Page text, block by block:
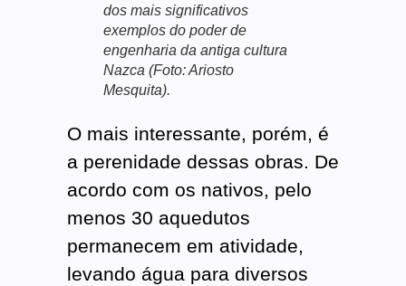
dos mais significativos
exemplos do poder de
engenharia da antiga cultura
Nazca (Foto: Ariosto
Mesquita).
O mais interessante, porém, é
a perenidade dessas obras. De
acordo com os nativos, pelo
menos 30 aquedutos
permanecem em atividade,
levando água para diversos